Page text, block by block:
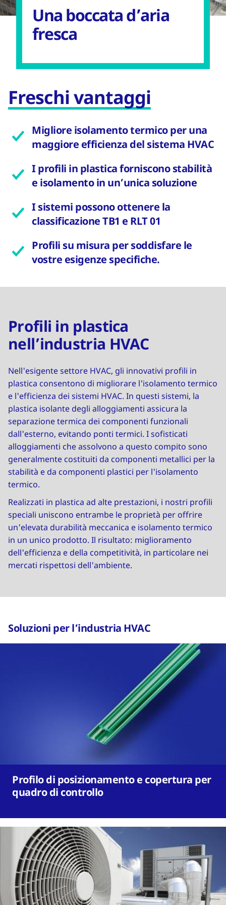
Una boccata d’aria
fresca
Freschi vantaggi
Migliore isolamento termico per una
maggiore efficienza del sistema HVAC
I profili in plastica forniscono stabilità
e isolamento in un’unica soluzione
I sistemi possono ottenere la
classificazione TB1 e RLT 01
Profili su misura per soddisfare le
vostre esigenze specifiche.
Profili in plastica
nell’industria HVAC
Nell'esigente settore HVAC, gli innovativi profili in
plastica consentono di migliorare l'isolamento termico
e l'efficienza dei sistemi HVAC. In questi sistemi, la
plastica isolante degli alloggiamenti assicura la
separazione termica dei componenti funzionali
dall'esterno, evitando ponti termici. I sofisticati
alloggiamenti che assolvono a questo compito sono
generalmente costituiti da componenti metallici per la
stabilità e da componenti plastici per l'isolamento
termico.
Realizzati in plastica ad alte prestazioni, i nostri profili
speciali uniscono entrambe le proprietà per offrire
un'elevata durabilità meccanica e isolamento termico
in un unico prodotto. Il risultato: miglioramento
dell'efficienza e della competitività, in particolare nei
mercati rispettosi dell'ambiente.
Soluzioni per l’industria HVAC
Profilo di posizionamento e copertura per
quadro di controllo